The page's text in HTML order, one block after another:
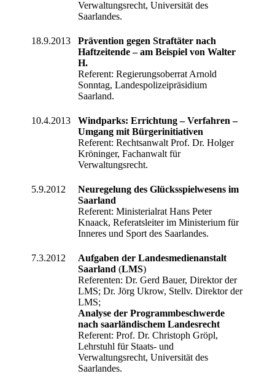
Verwaltungsrecht, Universität des
Saarlandes.
18.9.2013
Prävention gegen Straftäter nach
Haftzeitende – am Beispiel von Walter
H.
Referent: Regierungsoberrat Arnold
Sonntag, Landespolizeipräsidium
Saarland.
10.4.2013
Windparks: Errichtung – Verfahren –
Umgang mit Bürgerinitiativen
Referent: Rechtsanwalt Prof. Dr. Holger
Kröninger, Fachanwalt für
Verwaltungsrecht.
5.9.2012
Neuregelung des Glücksspielwesens im
Saarland
Referent: Ministerialrat Hans Peter
Knaack, Referatsleiter im Ministerium für
Inneres und Sport des Saarlandes.
7.3.2012
Aufgaben der Landesmedienanstalt
Saarland (LMS)
Referenten: Dr. Gerd Bauer, Direktor der
LMS; Dr. Jörg Ukrow, Stellv. Direktor der
LMS;
Analyse der Programmbeschwerde
nach saarländischem Landesrecht
Referent: Prof. Dr. Christoph Gröpl,
Lehrstuhl für Staats- und
Verwaltungsrecht, Universität des
Saarlandes.